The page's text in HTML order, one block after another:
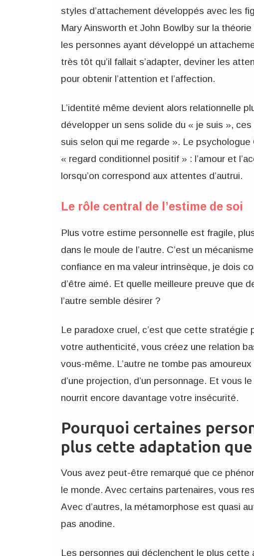
styles d’attachement développés avec les
Mary Ainsworth et John Bowlby sur la
les personnes ayant développé un
très tôt qu’il fallait s’adapter, deviner les
pour obtenir l’attention et l’affection.
L’identité même devient alors relationnelle
développer un sens solide du « je suis »,
suis selon qui me regarde ». Le
« regard conditionnel positif » : l’amour et
lorsqu’on correspond aux attentes d’autrui.
Le rôle central de l’estime de soi
Plus votre estime personnelle est fragile,
dans le moule de l’autre. C’est un
confiance en ma valeur intrinsèque, je dois
d’être aimé. Et quelle meilleure preuve que
l’autre semble désirer ?
Le paradoxe cruel, c’est que cette stratégie
votre authenticité, vous créez une relation
vous-même. L’autre ne tombe pas
d’une projection, d’un personnage. Et vous
nourrit encore davantage votre insécurité.
Pourquoi certaines
plus cette adaptation que
Vous avez peut-être remarqué que ce
le monde. Avec certains partenaires, vous
Avec d’autres, la métamorphose est quasi
pas anodine.
Les personnes qui déclenchent le plus